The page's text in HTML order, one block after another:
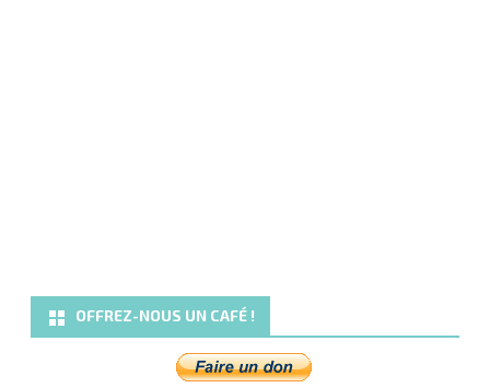
OFFREZ-NOUS UN CAFÉ !